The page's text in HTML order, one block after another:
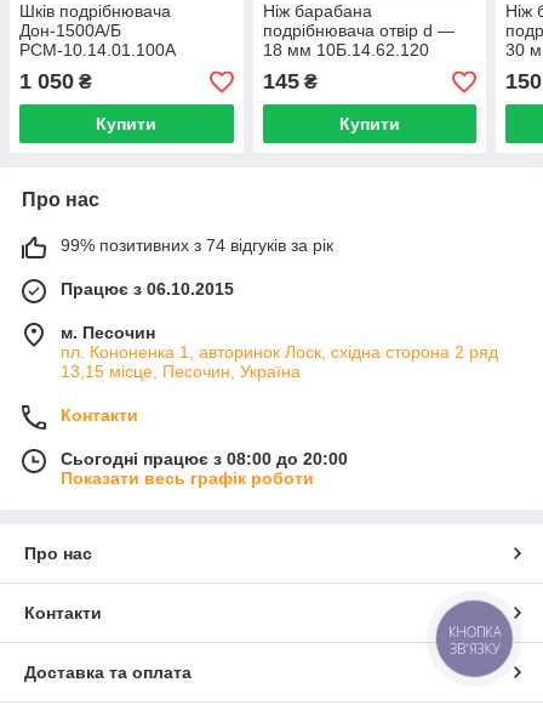
Шків подрібнювача
Дон-1500А/Б
РСМ-10.14.01.100А
1 050 ₴
Купити
Ніж барабана
подрібнювача отвір d —
18 мм 10Б.14.62.120
комбайна ДОН-1500
145₴
Купити
Ніж
30
150
Про нас
99% позитивних з 74 відгуків за рік
Працює з 06.10.2015
м. Песочин
пл. Кононенка 1, авторинок Лоск, східна сторона 2 ряд
13,15 місце, Песочин, Україна
Контакти
Сьогодні працює з 08:00 до 20:00
Показати весь графік роботи
Про нас
Контакти
Доставка та оплата
КНОПКА
ЗВ'ЯЗКУ